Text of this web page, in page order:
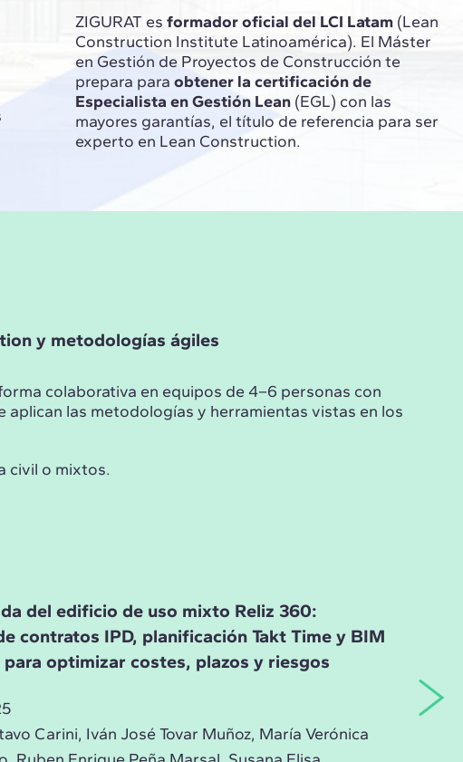
ZIGURAT es formador oficial del LCI Latam(Lean
Construction Institute Latinoamérica). El Máster
en Gestión de Proyectos de Construcción te
prepara para obtener la certificación de
Especialista en Gestión Lean (EGL) con las
mayores garantías, el título de referencia para ser
experto en Lean Construction.
y metodologías ágiles
colaborativa en equipos de 4–6 personas con
aplican las metodologías y herramientas vistas en los
civil o mixtos.
del edificio de uso mixto Reliz 360:
contratos IPD, planificación Takt Time y BIM
para optimizar costes, plazos y riesgos
Carini, Iván José Tovar Muñoz, María Verónica